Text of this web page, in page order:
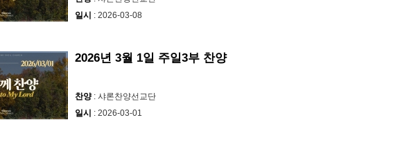
일시 : 2026-03-08
2026년 3월 1일 주일3부 찬양
찬양: 샤론찬양선교단
일시 : 2026-03-01